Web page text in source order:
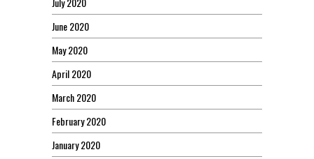
June 2020
May 2020
April 2020
March 2020
February 2020
January 2020